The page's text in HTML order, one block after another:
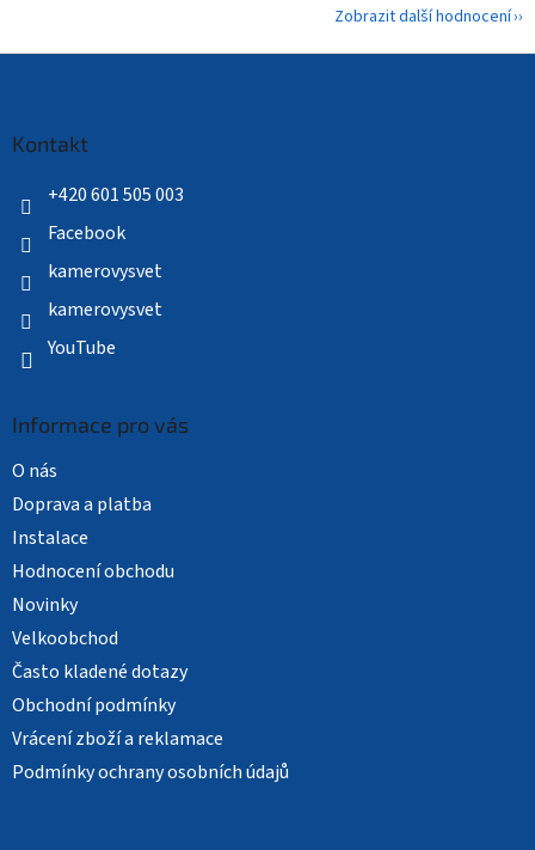
Zobrazit další hodnocení
Kontakt
+420 601 505 003
Facebook
kamerovysvet
kamerovysvet
YouTube
Informace pro vás
O nás
Doprava a platba
Instalace
Hodnocení obchodu
Novinky
Velkoobchod
Často kladené dotazy
Obchodní podmínky
Vrácení zboží a reklamace
Podmínky ochrany osobních údajů